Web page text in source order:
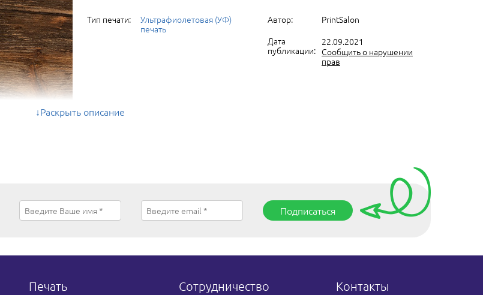
Тип печати:
Ультрафиолетовая (УФ)
печать
Автор:
PrintSalon
Дата
публикации:
22.09.2021
Сообщить о нарушении
прав
Раскрыть описание
Подписаться
Контакты
Печать Сотрудничество